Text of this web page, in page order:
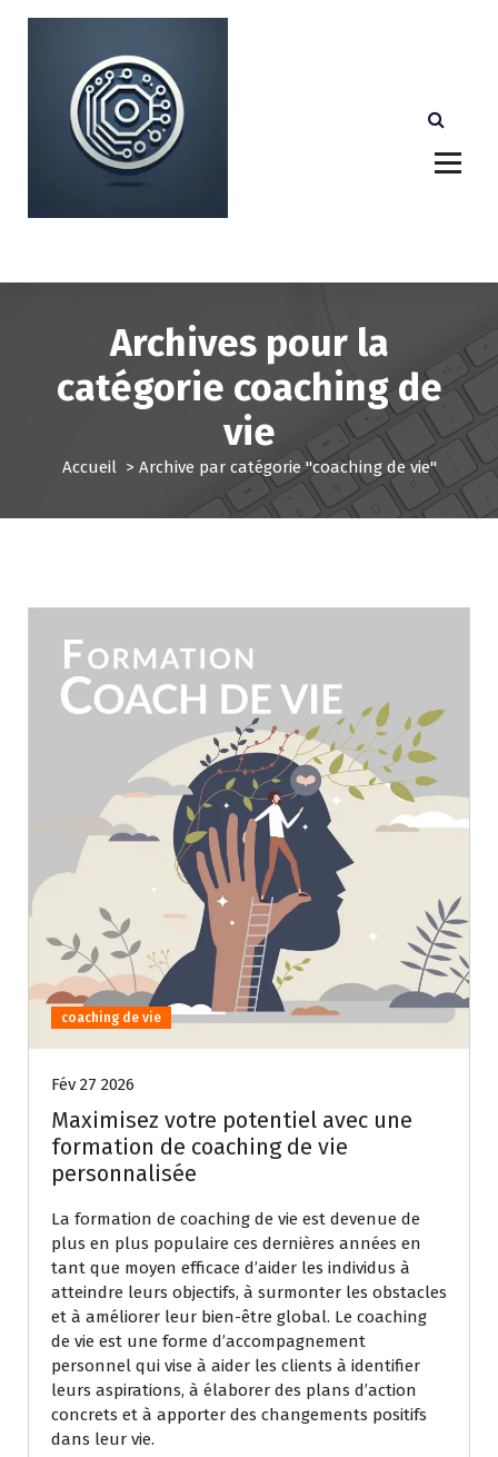
e
Archives pour la
catégorie coaching de
vie
Accueil> Archive par catégorie "coaching de vie"
coaching de vie
Fév 27 2026
Maximisez votre potentiel avec une
formation de coaching de vie
personnalisée
La formation de coaching de vie est devenue de
plus en plus populaire ces dernières années en
tant que moyen efficace d’aider les individus à
atteindre leurs objectifs, à surmonter les obstacles
et à améliorer leur bien-être global. Le coaching
de vie est une forme d’accompagnement
personnel qui vise à aider les clients à identifier
leurs aspirations, à élaborer des plans d’action
concrets et à apporter des changements positifs
dans leur vie.